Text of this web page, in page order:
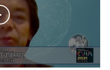
Play